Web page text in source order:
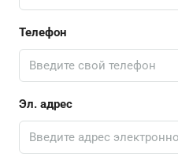
Телефон
Эл. адрес